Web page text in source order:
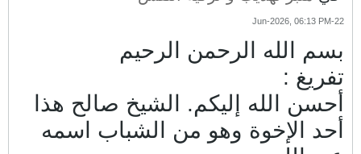
22-Jun-2026, 06:13 PM
بسم الله الرحمن الرحيم
تفريغ :
أحسن الله إليكم. الشيخ صالح هذا
أحد الإخوة وهو من الشباب اسمه